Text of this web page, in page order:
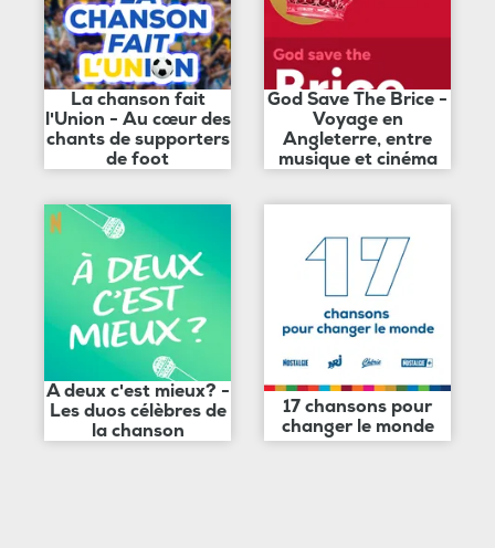
La chanson fait
l'Union - Au cœur des
chants de supporters
de foot
God Save The Brice -
Voyage en
Angleterre, entre
musique et cinéma
A deux c'est mieux? -
Les duos célèbres de
la chanson
17 chansons pour
changer le monde